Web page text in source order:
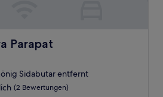
Parapat
Sidabutar entfernt
(2 Bewertungen)